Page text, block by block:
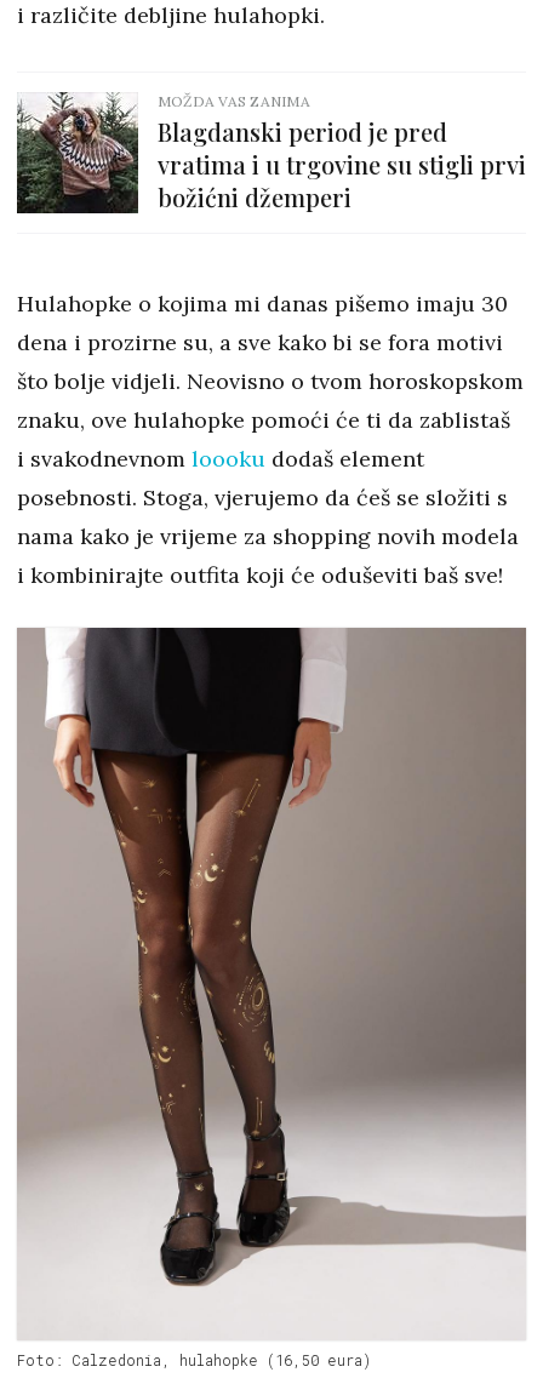
i različite debljine hulahopki.
MOŽDA VAS ZANIMA
Blagdanski period je pred
vratima i u trgovine su stigli prvi
božićni džemperi
Hulahopke o kojima mi danas pišemo imaju 30
dena i prozirne su, a sve kako bi se fora motivi
što bolje vidjeli. Neovisno o tvom horoskopskom
znaku, ove hulahopke pomoći će ti da zablistaš
i svakodnevnom loooku dodaš element
posebnosti. Stoga, vjerujemo da ćeš se složiti s
nama kako je vrijeme za shopping novih modela
i kombinirajte outfita koji će oduševiti baš sve!
Foto: Calzedonia, hulahopke (16,50 eura)